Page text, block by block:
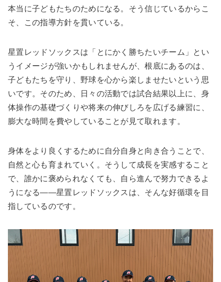
本当に子どもたちのためになる。そう信じているからこ
そ、この指導方針を貫いている。
星置レッドソックスは「とにかく勝ちたいチーム」とい
うイメージが強いかもしれませんが、根底にあるのは、
子どもたちを守り、野球を心から楽しませたいという思
いです。そのため、日々の活動では試合結果以上に、身
体操作の基礎づくりや将来の伸びしろを広げる練習に、
膨大な時間を費やしていることが見て取れます。
身体をより良くするために自分自身と向き合うことで、
自然と心も育まれていく。そうして成長を実感すること
で、誰かに褒められなくても、自ら進んで努力できるよ
うになる――星置レッドソックスは、そんな好循環を目
指しているのです。